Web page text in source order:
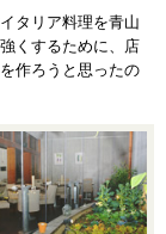
タリア料理を青山
くするために、店
作ろうと思ったの